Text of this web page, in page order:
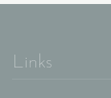
Links